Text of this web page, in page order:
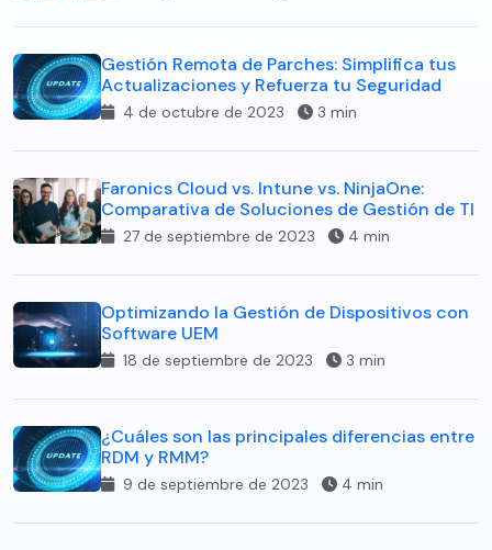
Gestión Remota de Parches: Simplifica tus
Actualizaciones y Refuerza tu Seguridad
4 de octubre de 2023 3 min
Faronics Cloud vs. Intune vs. NinjaOne:
Comparativa de Soluciones de Gestión de TI
27 de septiembre de 2023 4 min
Optimizando la Gestión de Dispositivos con
Software UEM
18 de septiembre de 2023 3 min
¿Cuáles son las principales diferencias entre
RDM y RMM?
9 de septiembre de 2023 4 min